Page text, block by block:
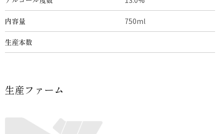
内容量 750ml
生産本数
生産ファーム